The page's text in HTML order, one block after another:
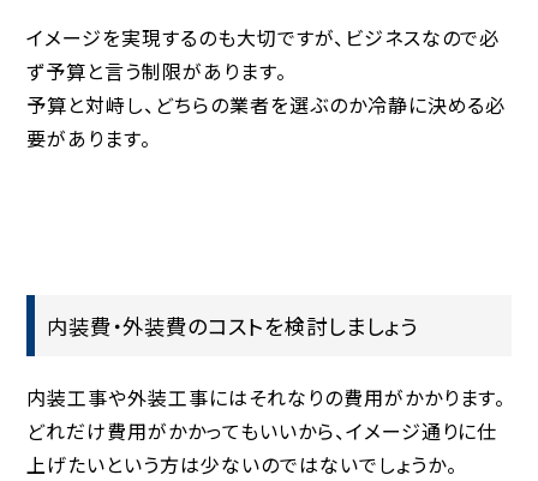
イメージを実現するのも大切ですが、ビジネスなので必
ず予算と言う制限があります。
予算と対峙し、どちらの業者を選ぶのか冷静に決める必
要があります。
内装費・外装費のコストを検討しましょう
内装工事や外装工事にはそれなりの費用がかかります。
どれだけ費用がかかってもいいから、イメージ通りに仕
上げたいという方は少ないのではないでしょうか。